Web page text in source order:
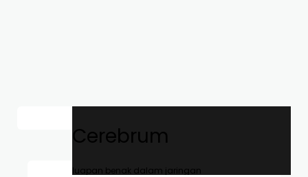
Cerebrum
luapan benak dalam jaringan